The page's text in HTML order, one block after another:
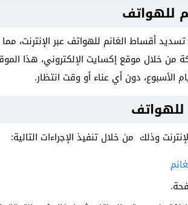
للهواتف
أقساط الغانم للهواتف عبر الإنترنت،
من خلال موقع إكسايت الإلكتروني، هذا
دون أي عناء أو وقت انتظار.
وذلك من خلال تنفيذ الإجراءات التالية: